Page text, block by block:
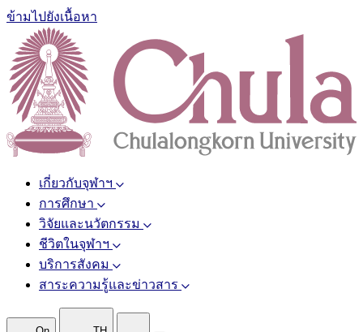
ข้ามไปยังเนื้อหา
เกี่ยวกับจุฬาฯ
การศึกษา
วิจัยและนวัตกรรม
ชีวิตในจุฬาฯ
บริการสังคม
สาระความรู้และข่าวสาร